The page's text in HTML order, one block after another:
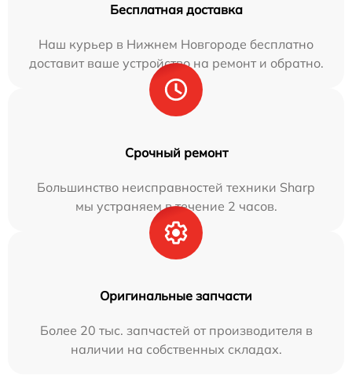
Бесплатная доставка
Наш курьер в Нижнем Новгороде бесплатно
доставит ваше устройство на ремонт и обратно.
Срочный ремонт
Большинство неисправностей техники Sharp
мы устраняем в течение 2 часов.
Оригинальные запчасти
Более 20 тыс. запчастей от производителя в
наличии на собственных складах.